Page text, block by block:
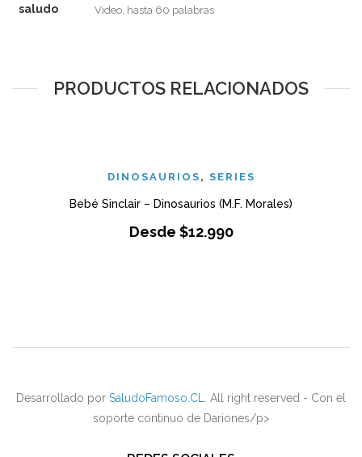
saludo
Video, hasta 60 palabras
PRODUCTOS RELACIONADOS
DINOSAURIOS , SERIES
Bebé Sinclair – Dinosaurios (M.F. Morales)
Desde $12.990
Desarrollado por SaludoFamoso.CL
. All right reserved - Con el
soporte continuo de Dariones/p>